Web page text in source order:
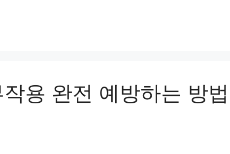
용 완전 예방하는 방법